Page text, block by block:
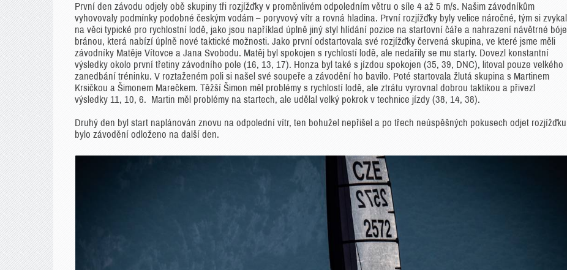
První den závodu odjely obě skupiny tři rozjížďky v proměnlivém odpoledním větru o síle 4 až 5 m/s. Našim závodníkům
vyhovovaly podmínky podobné českým vodám – poryvový vítr a rovná hladina. První rozjížďky byly velice náročné, tým si zvykal
na věci typické pro rychlostní lodě, jako jsou například úplně jiný styl hlídání pozice na startovní čáře a nahrazení návětrné bóje
bránou, která nabízí úplně nové taktické možnosti. Jako první odstartovala své rozjížďky červená skupina, ve které jsme měli
závodníky Matěje Vítovce a Jana Svobodu. Matěj byl spokojen s rychlostí lodě, ale nedařily se mu starty. Dovezl konstantní
výsledky okolo první třetiny závodního pole (16, 13, 17). Honza byl také s jízdou spokojen (35, 39, DNC), litoval pouze velkého
zanedbání tréninku. V roztaženém poli si našel své soupeře a závodění ho bavilo. Poté startovala žlutá skupina s Martinem
Krsičkou a Šimonem Marečkem. Těžší Šimon měl problémy s rychlostí lodě, ale ztrátu vyrovnal dobrou taktikou a přivezl
výsledky 11, 10, 6. Martin měl problémy na startech, ale udělal velký pokrok v technice jízdy (38, 14, 38).
Druhý den byl start naplánován znovu na odpolední vítr, ten bohužel nepřišel a po třech neúspěšných pokusech odjet rozjížďku
bylo závodění odloženo na další den.